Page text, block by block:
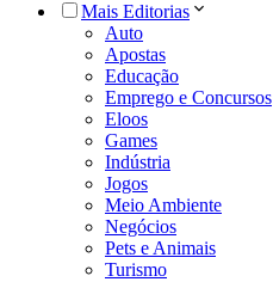
Mais Editorias
Auto
Apostas
Educação
Emprego e Concursos
Eloos
Games
Indústria
Jogos
Meio Ambiente
Negócios
Pets e Animais
Turismo